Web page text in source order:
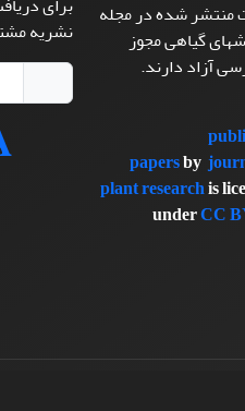
منتشر شده در مجله
گیاهی مجوز
آزاد دارند.
papersby
plant researchis
underCC
نشریه